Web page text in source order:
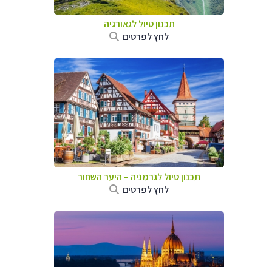
תכנון טיול לגאורגיה
לחץ לפרטים
תכנון טיול לגרמניה – היער השחור
לחץ לפרטים